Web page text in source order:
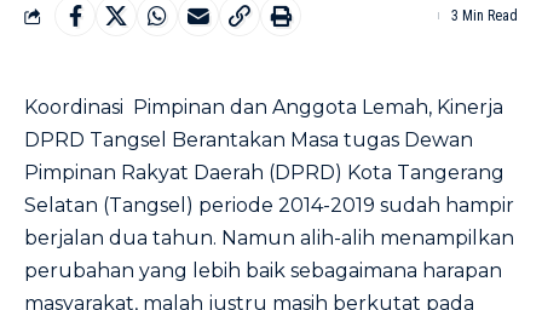
3 Min Read
Koordinasi Pimpinan dan Anggota Lemah, Kinerja
DPRD Tangsel Berantakan Masa tugas Dewan
Pimpinan Rakyat Daerah (DPRD) Kota Tangerang
Selatan (Tangsel) periode 2014-2019 sudah hampir
berjalan dua tahun. Namun alih-alih menampilkan
perubahan yang lebih baik sebagaimana harapan
masyarakat, malah justru masih berkutat pada